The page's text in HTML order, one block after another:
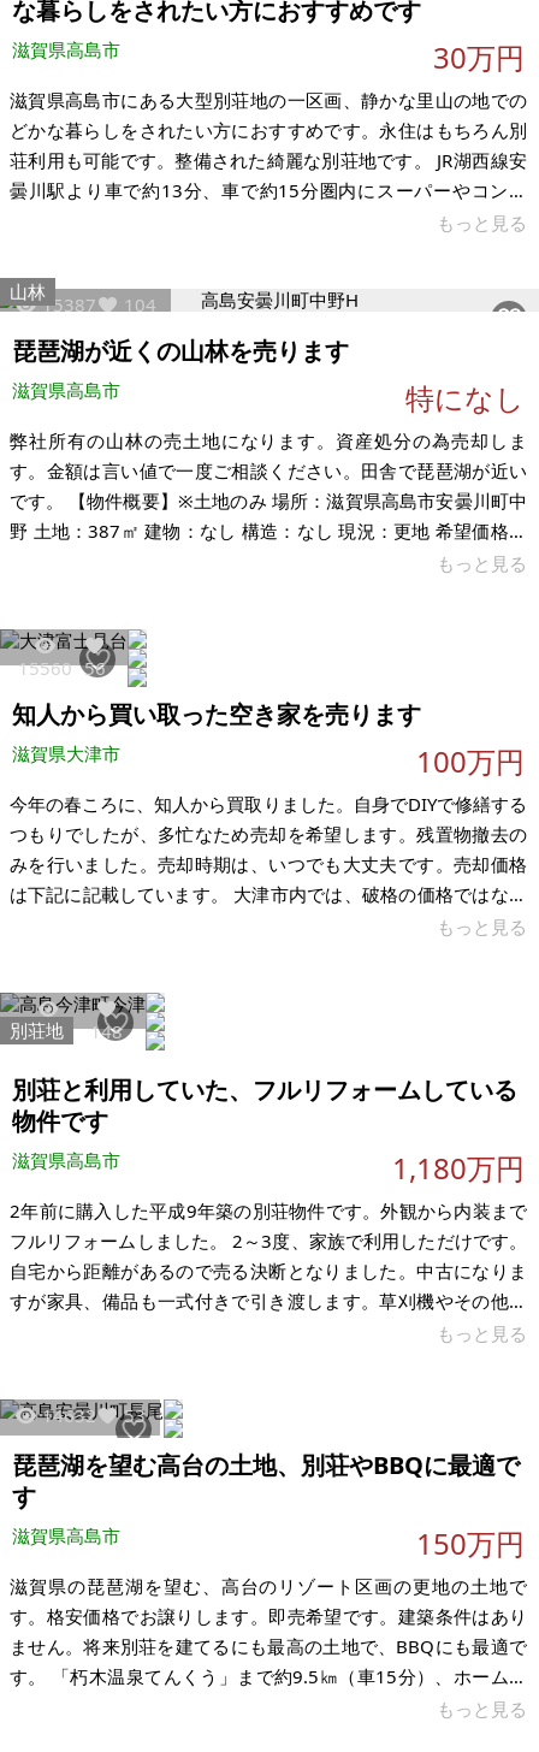
な暮らしをされたい方におすすめです
滋賀県高島市 30万円
滋賀県高島市にある大型別荘地の一区画、静かな里山の地での
どかな暮らしをされたい方におすすめです。永住はもちろん別
荘利用も可能です。整備された綺麗な別荘地です。 JR湖西線安
曇川駅より車で約13分、車で約15分圏内にスーパーやコンビ
ニ、薬局などもあり生活には困りません。電気、水道、ガスの
な白髭神社まで車で約20分、「新・日本街路樹百選」、「日本
紅葉の名所100選」にも選ばれたメタセコイア並木まで車で約
30分です。本物件にご興味がある方はお気軽にお問い合わせく
ださい。 【物件概要】※土地のみ 場所：滋賀県高島市安曇川町
中野 土地：131㎡
もっと見る
15387 104
山林
琵琶湖が近くの山林を売ります
滋賀県高島市 特になし
弊社所有の山林の売土地になります。資産処分の為売却しま
す。金額は言い値で一度ご相談ください。田舎で琵琶湖が近い
です。 【物件概要】※土地のみ 場所：滋賀県高島市安曇川町中
野 土地：387㎡ 建物：なし 構造：なし 現況：更地 希望価格：
す。 ※物件を安く購入しても、購入後の維持費（税金、修繕費
など）のほうが多くかかる場合もあります。ご購入に際しては
十分ご留意の上、ご判断ください。
もっと見る
15560 56
知人から買い取った空き家を売ります
滋賀県大津市 100万円
今年の春ころに、知人から買取りました。自身でDIYで修繕する
つもりでしたが、多忙なため売却を希望します。残置物撤去の
みを行いました。売却時期は、いつでも大丈夫です。売却価格
は下記に記載しています。 大津市内では、破格の価格ではない
でしょうか。駐車場がなく近隣駐車場を借りています。擁壁が
しています。 【物件概要】※古屋付土地 場所：滋賀県大津市富
士見台 土地：132.23㎡ 建物：87.88㎡ 構造：木造瓦葺2階建 現
況：空家 希望価格：100万円(税込) ※現状有姿、および公
もっと見る
35407 148
別荘地
別荘と利用していた、フルリフォームしている
物件です
滋賀県高島市 1,180万円
2年前に購入した平成9年築の別荘物件です。外観から内装まで
フルリフォームしました。 2～3度、家族で利用しただけです。
自宅から距離があるので売る決断となりました。中古になりま
すが家具、備品も一式付きで引き渡します。草刈機やその他関
連道具もお譲りいたします。駐車場も止め方によっては4台駐車
す。ドッグラン、子供用木製ブランコがついてます。すべての
家具、備品が揃ってますので手ぶらで住めます。別荘地になる
ので年間の自治会費、水道代、固定資産税は5万円弱/年かかり
ます。令和6年6月現
もっと見る
14632 53
琵琶湖を望む高台の土地、別荘やBBQに最適で
す
滋賀県高島市 150万円
滋賀県の琵琶湖を望む、高台のリゾート区画の更地の土地で
す。格安価格でお譲りします。即売希望です。建築条件はあり
ません。将来別荘を建てるにも最高の土地で、BBQにも最適で
す。 「朽木温泉てんくう」まで約9.5㎞（車15分）、ホームセ
ンター「PLANT高島店」まで約7.5㎞（車13分）、「朽木スキ
もっと見る